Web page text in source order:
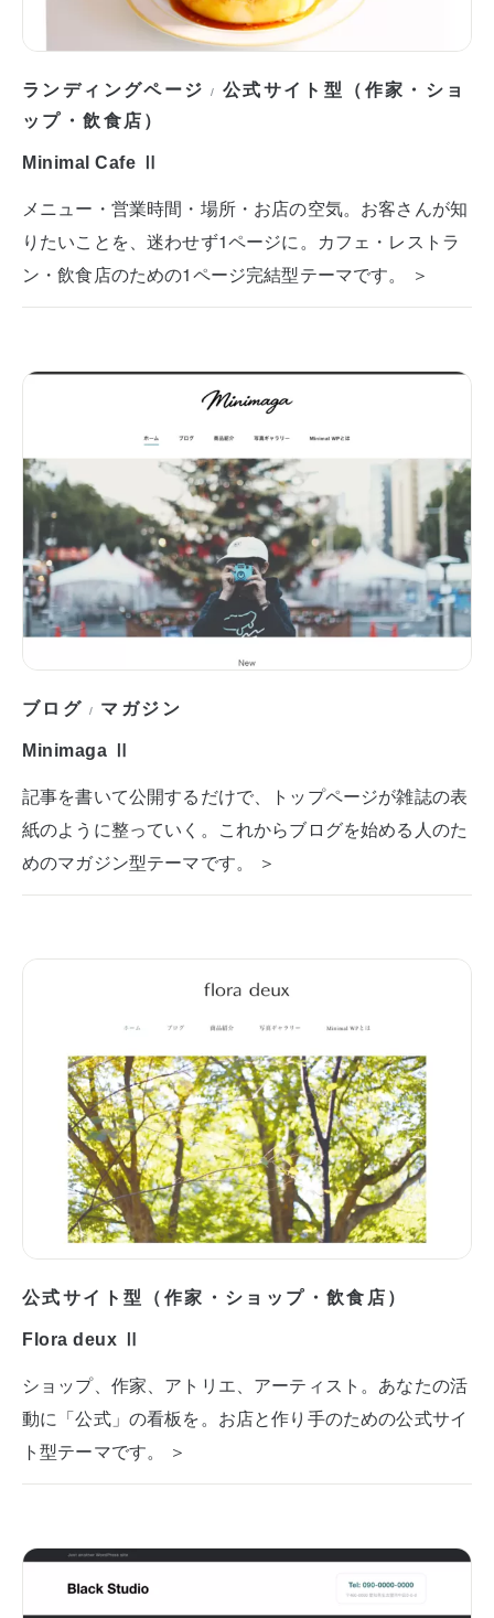
ランディングページ / 公式サイト型（作家・ショ
ップ・飲食店）
Minimal Cafe Ⅱ
メニュー・営業時間・場所・お店の空気。お客さんが知
りたいことを、迷わせず1ページに。カフェ・レストラ
ン・飲食店のための1ページ完結型テーマです。 ＞
ブログ / マガジン
Minimaga Ⅱ
記事を書いて公開するだけで、トップページが雑誌の表
紙のように整っていく。これからブログを始める人のた
めのマガジン型テーマです。 ＞
公式サイト型（作家・ショップ・飲食店）
Flora deux Ⅱ
ショップ、作家、アトリエ、アーティスト。あなたの活
動に「公式」の看板を。お店と作り手のための公式サイ
ト型テーマです。 ＞